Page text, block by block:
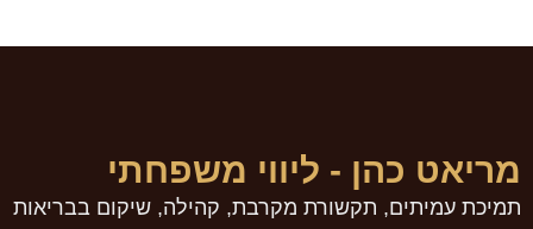
מריאט כהן - ליווי משפחתי
תמיכת עמיתים, תקשורת מקרבת, קהילה, שיקום בבריאות